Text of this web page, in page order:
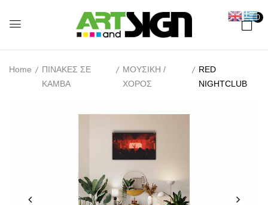
0
Home
ΠΙΝΑΚΕΣ ΣΕ
ΚΑΜΒΑ
ΜΟΥΣΙΚΗ /
ΧΟΡΟΣ
RED
NIGHTCLUB